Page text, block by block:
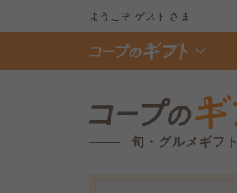
ようこそゲスト さま
旬・グルメギフト